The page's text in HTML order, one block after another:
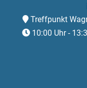
Treffpunkt
10:00 Uhr -